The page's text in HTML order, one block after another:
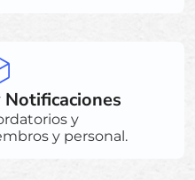
Notificaciones
y
y personal.